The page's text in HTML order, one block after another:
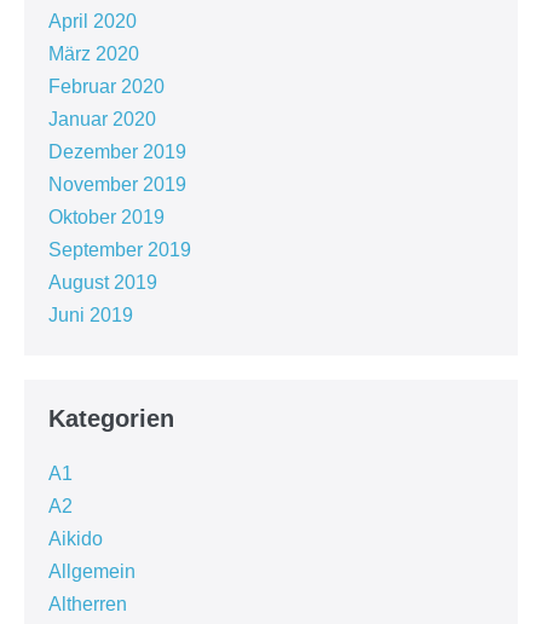
April 2020
März 2020
Februar 2020
Januar 2020
Dezember 2019
November 2019
Oktober 2019
September 2019
August 2019
Juni 2019
Kategorien
A1
A2
Aikido
Allgemein
Altherren